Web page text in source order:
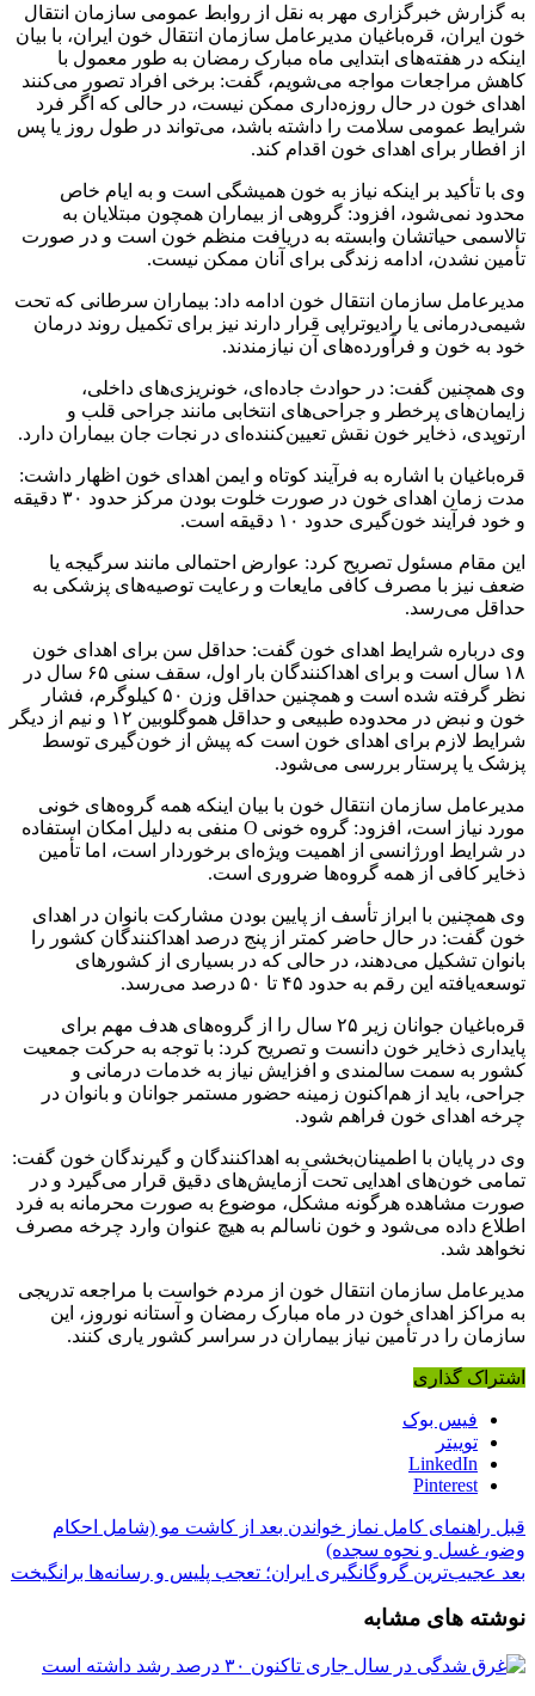
به گزارش خبرگزاری مهر به نقل از روابط عمومی سازمان انتقال
خون ایران، قره‌باغیان مدیرعامل سازمان انتقال خون ایران، با بیان
اینکه در هفته‌های ابتدایی ماه مبارک رمضان به طور معمول با
کاهش مراجعات مواجه می‌شویم، گفت: برخی افراد تصور می‌کنند
اهدای خون در حال روزه‌داری ممکن نیست، در حالی که اگر فرد
شرایط عمومی سلامت را داشته باشد، می‌تواند در طول روز یا پس
از افطار برای اهدای خون اقدام کند.
وی با تأکید بر اینکه نیاز به خون همیشگی است و به ایام خاص
محدود نمی‌شود، افزود: گروهی از بیماران همچون مبتلایان به
تالاسمی حیاتشان وابسته به دریافت منظم خون است و در صورت
تأمین نشدن، ادامه زندگی برای آنان ممکن نیست.
مدیرعامل سازمان انتقال خون ادامه داد: بیماران سرطانی که تحت
شیمی‌درمانی یا رادیوتراپی قرار دارند نیز برای تکمیل روند درمان
خود به خون و فرآورده‌های آن نیازمندند.
وی همچنین گفت: در حوادث جاده‌ای، خونریزی‌های داخلی،
زایمان‌های پرخطر و جراحی‌های انتخابی مانند جراحی قلب و
ارتوپدی، ذخایر خون نقش تعیین‌کننده‌ای در نجات جان بیماران دارد.
قره‌باغیان با اشاره به فرآیند کوتاه و ایمن اهدای خون اظهار داشت:
مدت زمان اهدای خون در صورت خلوت بودن مرکز حدود ۳۰ دقیقه
و خود فرآیند خون‌گیری حدود ۱۰ دقیقه است.
این مقام مسئول تصریح کرد: عوارض احتمالی مانند سرگیجه یا
ضعف نیز با مصرف کافی مایعات و رعایت توصیه‌های پزشکی به
حداقل می‌رسد.
وی درباره شرایط اهدای خون گفت: حداقل سن برای اهدای خون
۱۸ سال است و برای اهداکنندگان بار اول، سقف سنی ۶۵ سال در
نظر گرفته شده است و همچنین حداقل وزن ۵۰ کیلوگرم، فشار
خون و نبض در محدوده طبیعی و حداقل هموگلوبین ۱۲ و نیم از دیگر
شرایط لازم برای اهدای خون است که پیش از خون‌گیری توسط
پزشک یا پرستار بررسی می‌شود.
مدیرعامل سازمان انتقال خون با بیان اینکه همه گروه‌های خونی
مورد نیاز است، افزود: گروه خونی O منفی به دلیل امکان استفاده
در شرایط اورژانسی از اهمیت ویژه‌ای برخوردار است، اما تأمین
ذخایر کافی از همه گروه‌ها ضروری است.
وی همچنین با ابراز تأسف از پایین بودن مشارکت بانوان در اهدای
خون گفت: در حال حاضر کمتر از پنج درصد اهداکنندگان کشور را
بانوان تشکیل می‌دهند، در حالی که در بسیاری از کشورهای
توسعه‌یافته این رقم به حدود ۴۵ تا ۵۰ درصد می‌رسد.
قره‌باغیان جوانان زیر ۲۵ سال را از گروه‌های هدف مهم برای
پایداری ذخایر خون دانست و تصریح کرد: با توجه به حرکت جمعیت
کشور به سمت سالمندی و افزایش نیاز به خدمات درمانی و
جراحی، باید از هم‌اکنون زمینه حضور مستمر جوانان و بانوان در
چرخه اهدای خون فراهم شود.
وی در پایان با اطمینان‌بخشی به اهداکنندگان و گیرندگان خون گفت:
تمامی خون‌های اهدایی تحت آزمایش‌های دقیق قرار می‌گیرد و در
صورت مشاهده هرگونه مشکل، موضوع به صورت محرمانه به فرد
اطلاع داده می‌شود و خون ناسالم به هیچ عنوان وارد چرخه مصرف
نخواهد شد.
مدیرعامل سازمان انتقال خون از مردم خواست با مراجعه تدریجی
به مراکز اهدای خون در ماه مبارک رمضان و آستانه نوروز، این
سازمان را در تأمین نیاز بیماران در سراسر کشور یاری کنند.
اشتراک گذاری
فیس بوک
توییتر
LinkedIn
Pinterest
قبل راهنمای کامل نماز خواندن بعد از کاشت مو (شامل احکام
وضو، غسل و نحوه سجده)
بعد عجیب‌ترین گروگانگیری ایران؛ تعجب پلیس و رسانه‌ها برانگیخت
نوشته های مشابه